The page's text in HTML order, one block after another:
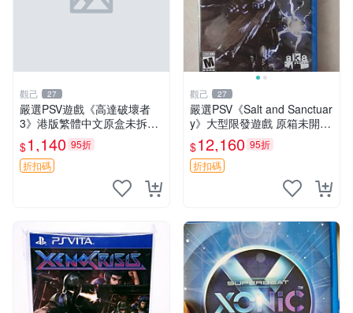
觀己 27
嚴選PSV遊戲《高達破壞者
3》港版繁體中文原盒未拆封
高達破壞者3 PSV 港版 繁中
$1,140 95折
折扣碼
觀己 27
嚴選PSV《Salt and Sanctuar
y》大型限發遊戲 原箱未開
適合收藏 Salt and Sanctuary
PSV 游戲 新品 盒裝
$12,160 95折
折扣碼